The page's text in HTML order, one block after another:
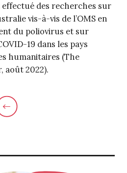
des recherches sur
vis-à-vis de l’OMS en
du poliovirus et sur
19 dans les pays
humanitaires (The
août 2022).